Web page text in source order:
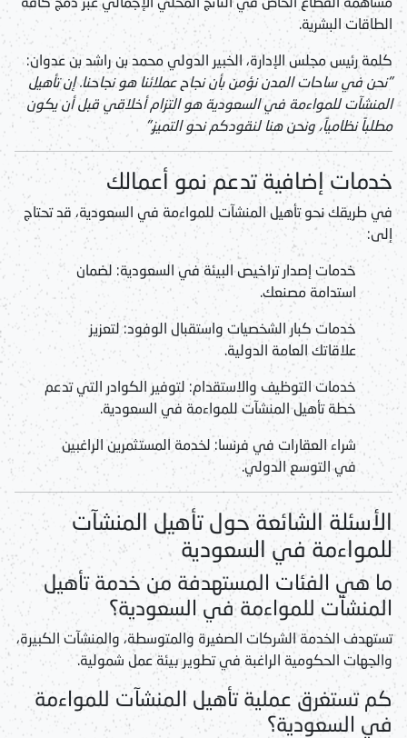
الطاقات البشرية.
كلمة رئيس مجلس الإدارة، الخبير الدولي محمد بن راشد بن عدوان:
"نحن في ساحات المدن نؤمن بأن نجاح عملائنا هو نجاحنا. إنتأهيل
المنشآت للمواءمة في السعودية هو التزام أخلاقي قبل أن يكون
مطلباً نظامياً، ونحن هنا لنقودكم نحو التميز."
خدمات إضافية تدعم نمو أعمالك
في طريقك نحوتأهيل المنشآت للمواءمة في السعودية، قد تحتاج
إلى:
خدمات إصدار تراخيص البيئة في السعودية: لضمان
استدامة مصنعك.
خدمات كبار الشخصيات واستقبال الوفود:لتعزيز
علاقاتك العامة الدولية.
خدمات التوظيف والاستقدام: لتوفير الكوادر التي تدعم
خطةتأهيل المنشآت للمواءمة في السعودية.
شراء العقارات في فرنسا: لخدمة المستثمرين الراغبين
في التوسع الدولي.
الأسئلة الشائعة حول تأهيل المنشآت
للمواءمة في السعودية
ما هي الفئات المستهدفة من خدمة تأهيل
المنشآت للمواءمة في السعودية؟
تستهدف الخدمة الشركات الصغيرة والمتوسطة، والمنشآت الكبيرة،
والجهات الحكومية الراغبة في تطوير بيئة عمل شمولية.
كم تستغرق عملية تأهيل المنشآت للمواءمة
في السعودية؟